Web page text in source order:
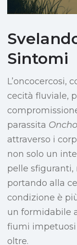
Sintomi
L’oncocercosi,
cecità fluviale,
parassita
attraverso i
non solo un
pelle sfiguranti,
portando alla
condizione è
un formidabile
fiumi impetuosi
oltre.